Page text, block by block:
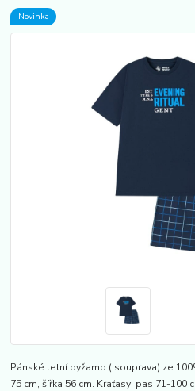
Novinka
Pánské letní pyžamo ( souprava) ze
75 cm, šířka 56 cm. Kraťasy: pas 71-